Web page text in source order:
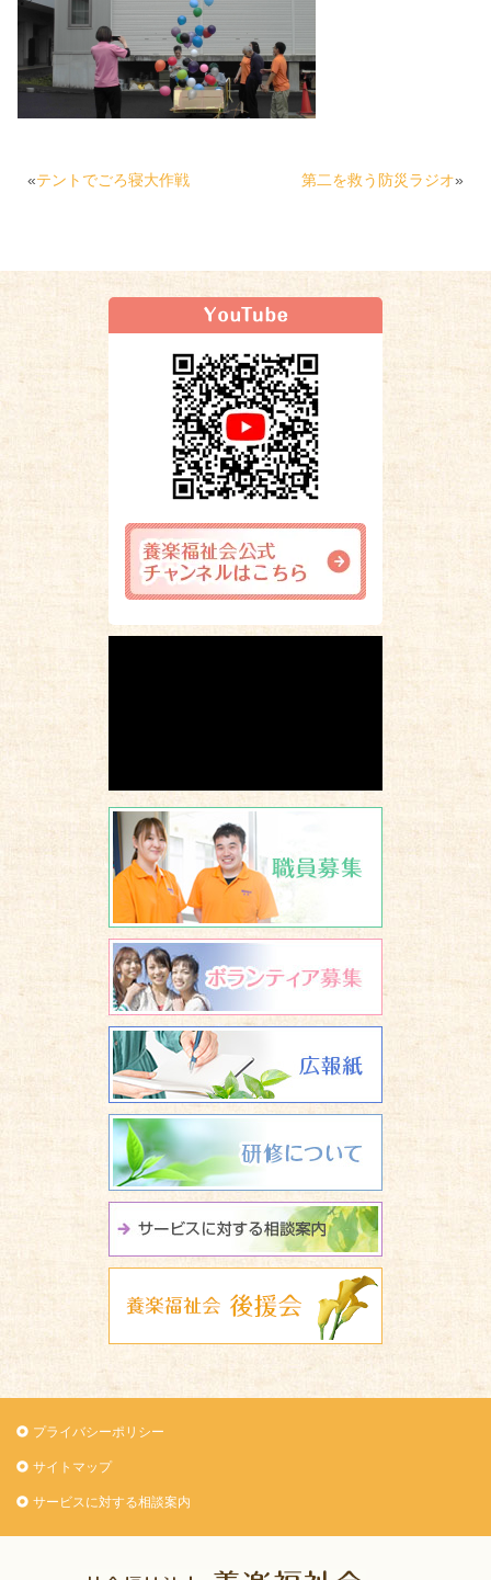
«テントでごろ寝大作戦 第二を救う防災ラジオ»
広報誌 養楽
研修について
プライバシーポリシー
サイトマップ
サービスに対する相談案内